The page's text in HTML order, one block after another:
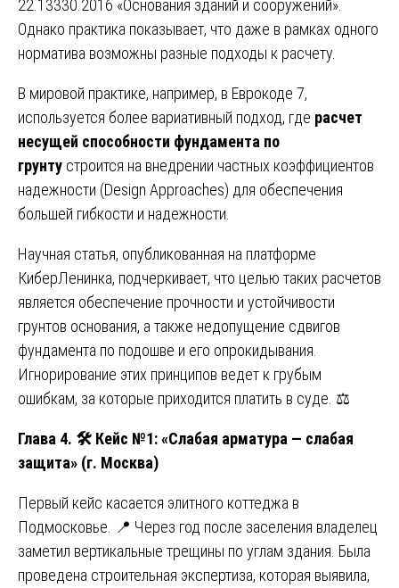
22.13330.2016 «Основания зданий и сооружений».
Однако практика показывает, что даже в рамках одного
норматива возможны разные подходы к расчету.
В мировой практике, например, в Еврокоде 7,
используется более вариативный подход, где расчет
несущей способности фундамента по
грунту строится на внедрении частных коэффициентов
надежности (Design Approaches) для обеспечения
большей гибкости и надежности.
Научная статья, опубликованная на платформе
КиберЛенинка, подчеркивает, что целью таких расчетов
является обеспечение прочности и устойчивости
грунтов основания, а также недопущение сдвигов
фундамента по подошве и его опрокидывания.
Игнорирование этих принципов ведет к грубым
ошибкам, за которые приходится платить в суде. ⚖️
Глава 4. 🛠️ Кейс №1: «Слабая арматура — слабая
защита» (г. Москва)
Первый кейс касается элитного коттеджа в
Подмосковье. 📍 Через год после заселения владелец
заметил вертикальные трещины по углам здания. Была
проведена строительная экспертиза, которая выявила,